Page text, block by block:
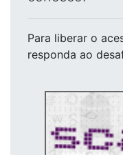
Para liberar o
responda ao